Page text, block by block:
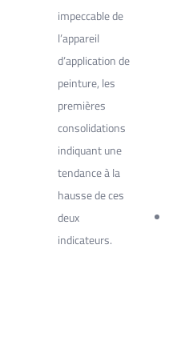
impeccable de
l’appareil
d’application de
peinture, les
premières
consolidations
indiquant une
tendance à la
hausse de ces
deux
indicateurs.